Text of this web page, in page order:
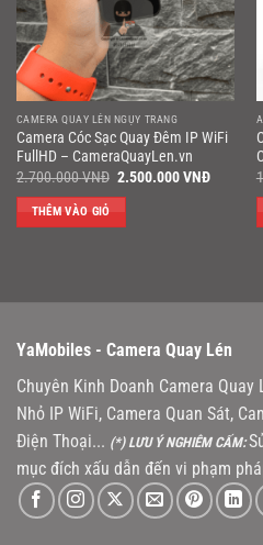
CAMERA QUAY LÉN NGỤY TRANG
Camera Cóc Sạc Quay Đêm IP WiFi
FullHD – CameraQuayLen.vn
2.700.000VNĐ Giá
2.500.000VNĐGiá
THÊM VÀO GIỎ
YaMobiles - Camera Quay Lén
Chuyên Kinh Doanh Camera Quay
Nhỏ IP WiFi, Camera Quan Sát,
Điện Thoại... (*) LƯU Ý NGHIÊM CẤM:
mục đích xấu dẫn đến vi phạm